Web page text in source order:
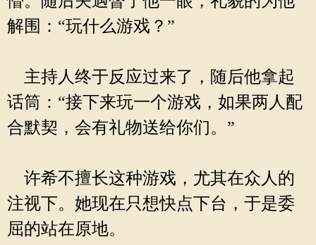
解围：“玩什么游戏？”
主持人终于反应过来了，随后他拿起
话筒：“接下来玩一个游戏，如果两人配
合默契，会有礼物送给你们。”
许希不擅长这种游戏，尤其在众人的
注视下。她现在只想快点下台，于是委
屈的站在原地。